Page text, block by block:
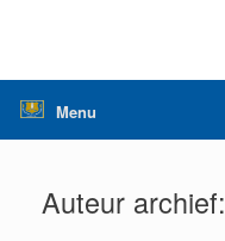
Menu
Auteur archief: